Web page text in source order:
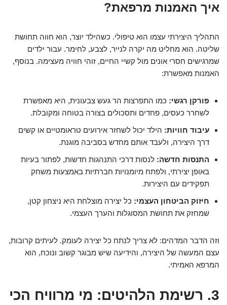
איך האמנות מרפאת?
התהליך היצירתי עצמו הוא טיפולי. כשהילד יוצר, הוא חווה תחושת
שליטה. הוא מחליט מה יקרה לנייר, לצבע, לחימר. עבור ילדים
שמרגישים חסרי אונים מול קשיי החיים, זוהי חוויה מעצימה. בנוסף,
האמנות מאפשרת:
פורקן רגשי: כמו התפרצות הר געש צבעונית, היא מאפשרת
לשחרר כעסים, פחדים ותסכולים בצורה בטוחה ומקובלת.
עיבוד חוויות: הילד יכול לשחזר אירועים טראומטיים או קשים
דרך היצירה, ולעבד אותם מחדש בסביבה מוגנת.
התנסות חדשה: לנסות דרכי התנהגות חדשות, לפתור בעיות
באופן יצירתי, ולפתח מיומנויות חברתיות באמצעות משחק
תפקידים עם היצירות.
חיזוק הביטחון העצמי: כל יצירה מוצלחת היא ניצחון קטן,
שמחזק את תחושת המסוגלות והערך העצמי.
וזה הדבר המדהים: לא צריך לנתח כל יצירה לעומק. לעיתים קרובות,
עצם המעשה של היצירה, והידיעה שיש מבוגר קשוב ונוכח, הוא
המרפא האמיתי.
3. רשימת הלהיטים: מי מרוויח הכי